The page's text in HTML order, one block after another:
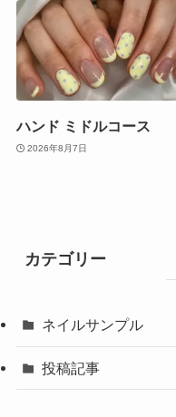
ハンド ミドルコース
2026年8月7日
カテゴリー
ネイルサンプル
投稿記事